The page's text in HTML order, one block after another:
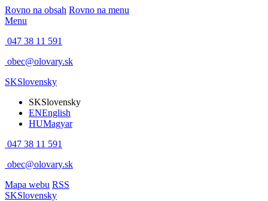
Rovno na obsah Rovno na menu
Menu
047 38 11 591
obec@olovary.sk
SKSlovensky
SKSlovensky
ENEnglish
HUMagyar
047 38 11 591
obec@olovary.sk
Mapa webu RSS
SKSlovensky